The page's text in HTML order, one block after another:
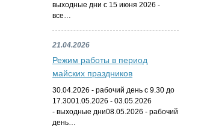
выходные дни с 15 июня 2026 -
все…
21.04.2026
Режим работы в период
майских праздников
30.04.2026 - рабочий день с 9.30 до
17.3001.05.2026 - 03.05.2026
- выходные дни08.05.2026 - рабочий
день…